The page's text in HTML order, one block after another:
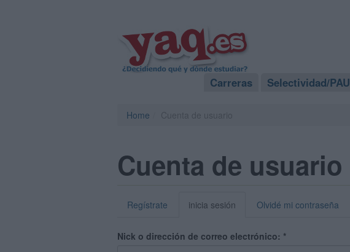
Carreras Selectividad/PAU
Home
Cuenta de usuario
Regístrate inicia sesión Olvidé mi contraseña
Nick o dirección de correo electrónico: *